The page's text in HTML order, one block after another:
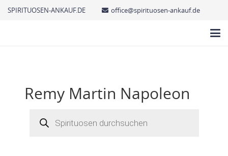
SPIRITUOSEN-ANKAUF.DE office@spirituosen-ankauf.de
Remy Martin Napoleon
search